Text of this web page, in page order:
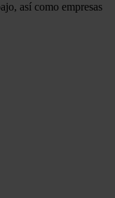
así como empresas